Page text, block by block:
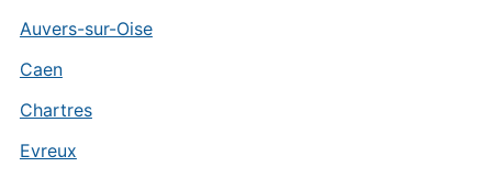
Auvers-sur-Oise
Caen
Chartres
Evreux